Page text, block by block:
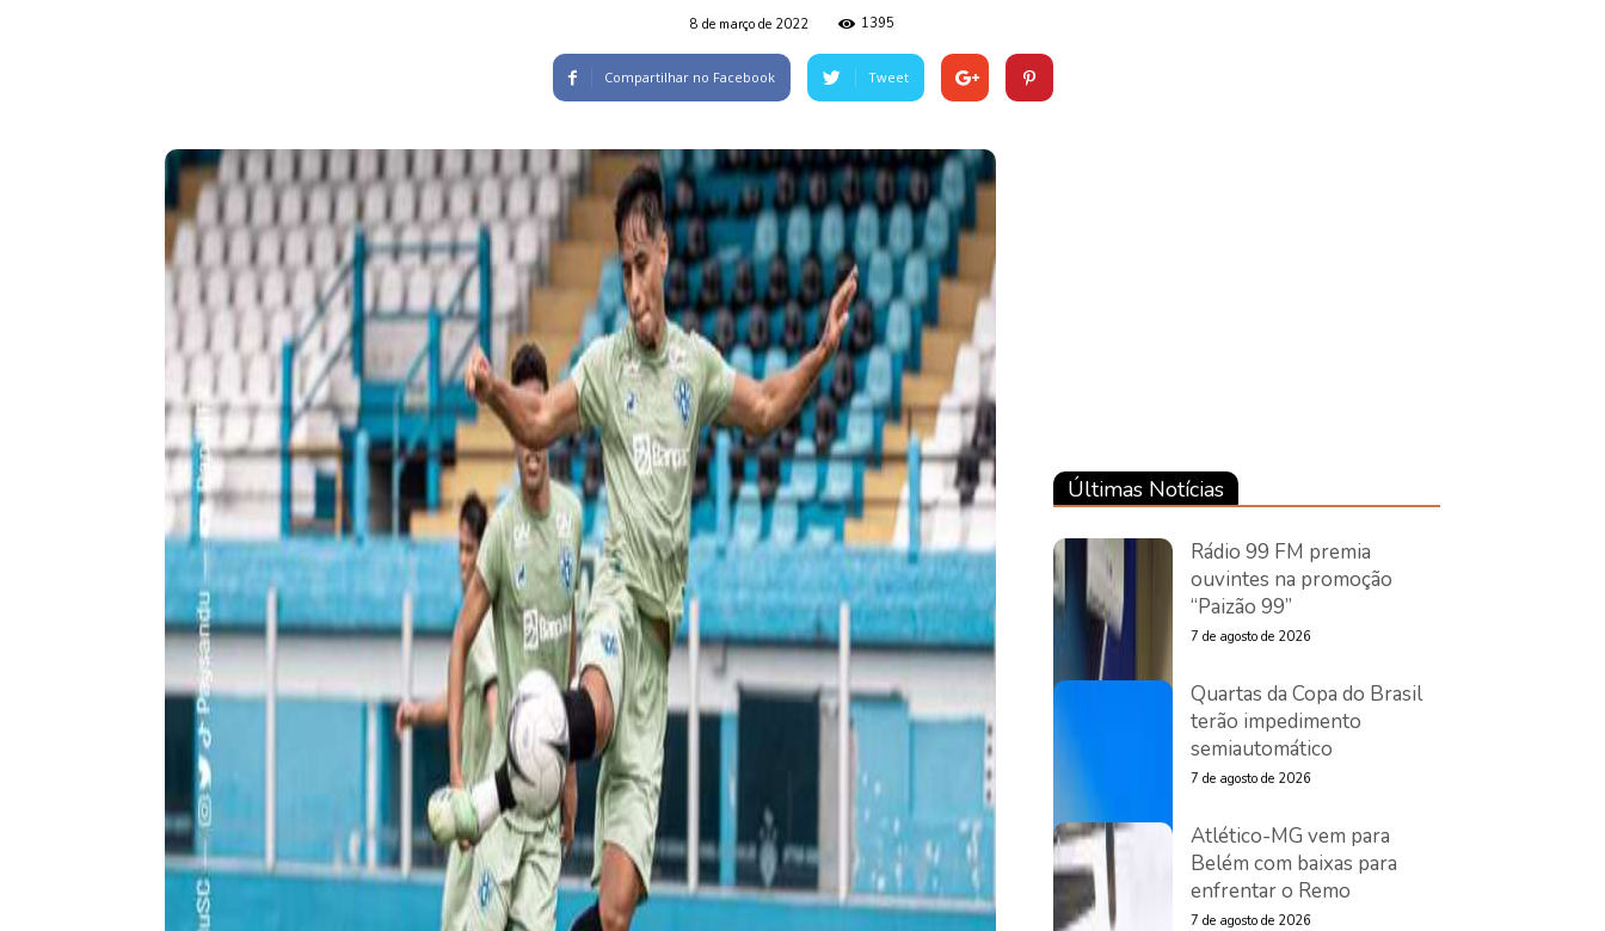
8 de março de 2022 1395
Compartilhar no Facebook Tweet
Últimas Notícias
Rádio 99 FM premia
ouvintes na promoção
“Paizão 99”
7 de agosto de 2026
Quartas da Copa do Brasil
terão impedimento
semiautomático
7 de agosto de 2026
Atlético-MG vem para
Belém com baixas para
enfrentar o Remo
7 de agosto de 2026